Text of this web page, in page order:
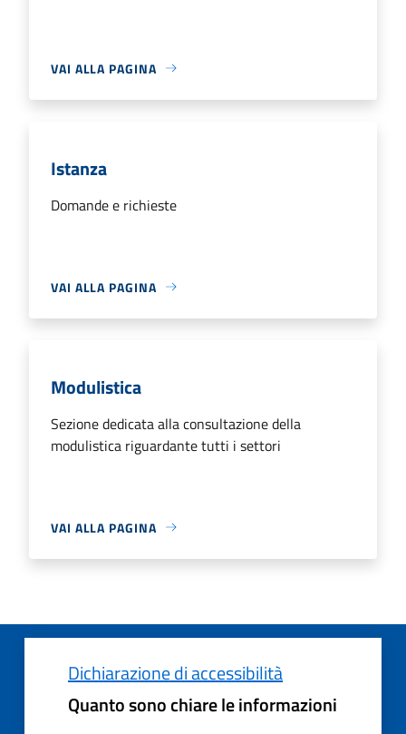
VAI ALLA PAGINA
Istanza
Domande e richieste
VAI ALLA PAGINA
Modulistica
Sezione dedicata alla consultazione della
modulistica riguardante tutti i settori
VAI ALLA PAGINA
Dichiarazione di accessibilità
Quanto sono chiare le informazioni